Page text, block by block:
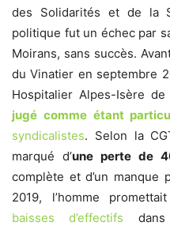
des Solidarités et de la
politique fut un échec par
Moirans, sans succès.
du Vinatier en septembre
Hospitalier Alpes-Isère
jugé comme étant
syndicalistes. Selon la
marqué d’une perte de
complète et d’un manque
2019, l’homme promettait
baisses d’effectifs dans